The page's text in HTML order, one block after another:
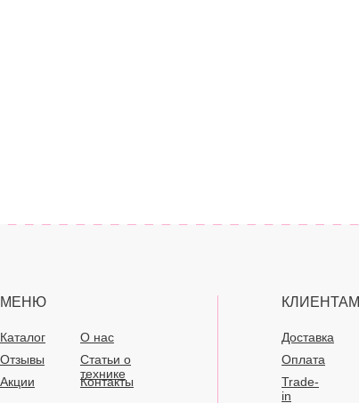
МЕНЮ КЛИЕНТАМ
Каталог О нас
Доставка
Статьи о
технике
Оплата
Отзывы
Акции
Контакты
Trade-
in